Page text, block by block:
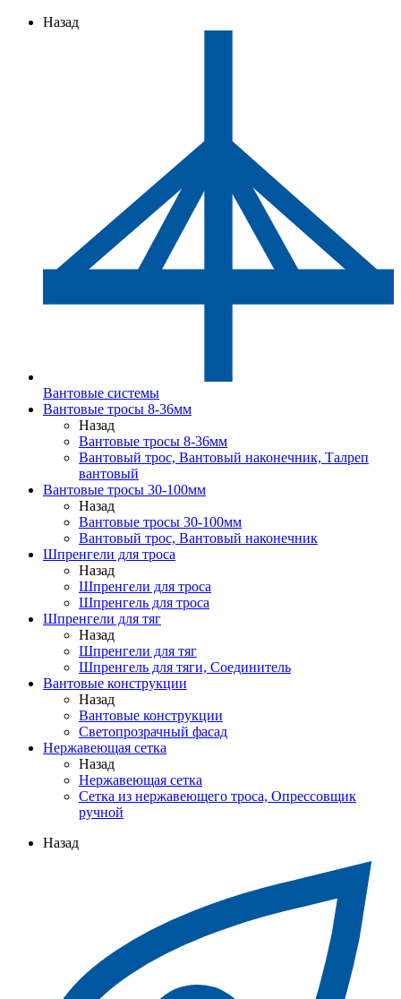
Назад
Вантовые системы
Вантовые тросы 8-36мм
Назад
Вантовые тросы 8-36мм
Вантовый трос, Вантовый наконечник, Талреп
вантовый
Вантовые тросы 30-100мм
Назад
Вантовые тросы 30-100мм
Вантовый трос, Вантовый наконечник
Шпренгели для троса
Назад
Шпренгели для троса
Шпренгель для троса
Шпренгели для тяг
Назад
Шпренгели для тяг
Шпренгель для тяги, Соединитель
Вантовые конструкции
Назад
Вантовые конструкции
Светопрозрачный фасад
Нержавеющая сетка
Назад
Нержавеющая сетка
Сетка из нержавеющего троса, Опрессовщик
ручной
Назад